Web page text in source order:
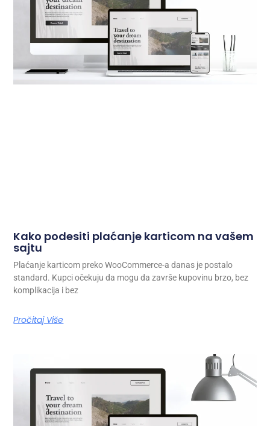
Kako podesiti plaćanje karticom na vašem
sajtu
Plaćanje karticom preko WooCommerce-a danas je postalo
standard. Kupci očekuju da mogu da završe kupovinu brzo, bez
komplikacija i bez
Pročitaj Više